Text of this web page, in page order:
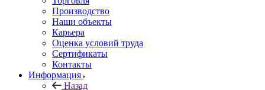
Производство
Наши объекты
Карьера
Оценка условий труда
Сертификаты
Контакты
Информация
Назад